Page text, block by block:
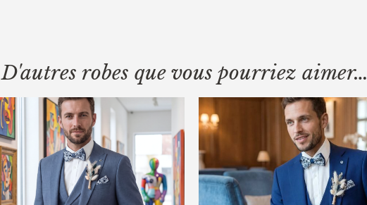
D'autres robes que vous pourriez aimer…